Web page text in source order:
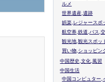
ルメ
世界遺産,遺跡
娯楽,レジャースポ
航空券,鉄道,バス,
観光地,観光スポッ
買い物,ショッピン
中国歴史,文化,風習
中国生活
中国コンピュター,